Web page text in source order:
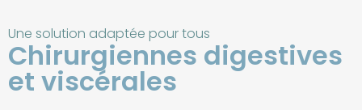
Une solution adaptée pour tous
Chirurgiennes digestives
et viscérales